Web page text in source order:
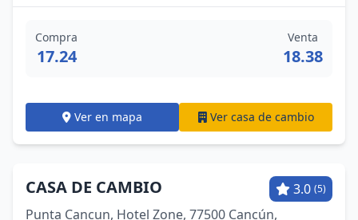
Compra
17.24
Venta
18.38
Ver en mapa Ver casa de cambio
CASA DE CAMBIO 3.0 (5)
Punta Cancun, Hotel Zone, 77500 Cancún,